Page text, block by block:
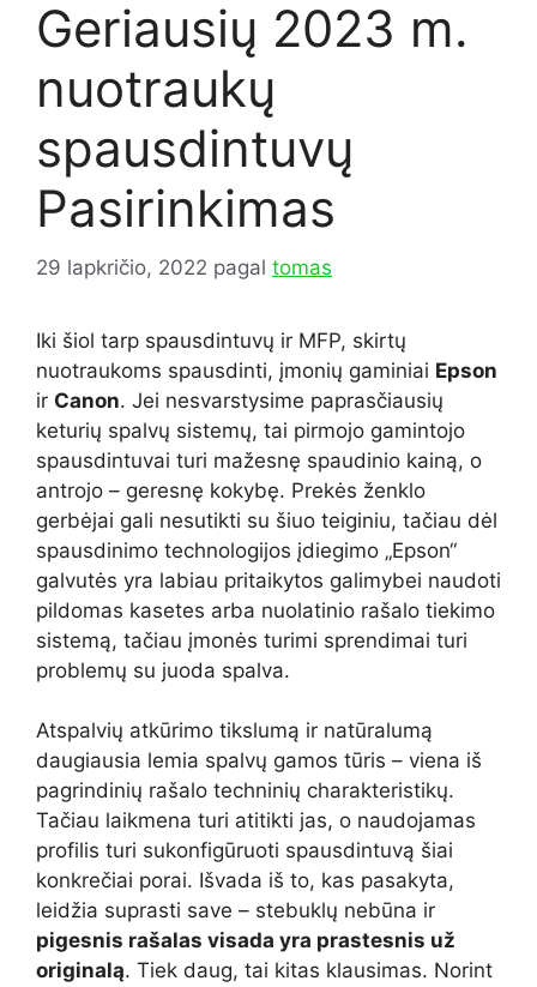
Geriausių 2023 m.
nuotraukų
spausdintuvų
Pasirinkimas
29 lapkričio, 2022 pagal tomas
Iki šiol tarp spausdintuvų ir MFP, skirtų
nuotraukoms spausdinti, įmonių gaminiai Epson
ir Canon. Jei nesvarstysime paprasčiausių
keturių spalvų sistemų, tai pirmojo gamintojo
spausdintuvai turi mažesnę spaudinio kainą, o
antrojo – geresnę kokybę. Prekės ženklo
gerbėjai gali nesutikti su šiuo teiginiu, tačiau dėl
spausdinimo technologijos įdiegimo „Epson“
galvutės yra labiau pritaikytos galimybei naudoti
pildomas kasetes arba nuolatinio rašalo tiekimo
sistemą, tačiau įmonės turimi sprendimai turi
problemų su juoda spalva.
Atspalvių atkūrimo tikslumą ir natūralumą
daugiausia lemia spalvų gamos tūris – viena iš
pagrindinių rašalo techninių charakteristikų.
Tačiau laikmena turi atitikti jas, o naudojamas
profilis turi sukonfigūruoti spausdintuvą šiai
konkrečiai porai. Išvada iš to, kas pasakyta,
leidžia suprasti save – stebuklų nebūna ir
pigesnis rašalas visada yra prastesnis už
originalą. Tiek daug, tai kitas klausimas. Norint